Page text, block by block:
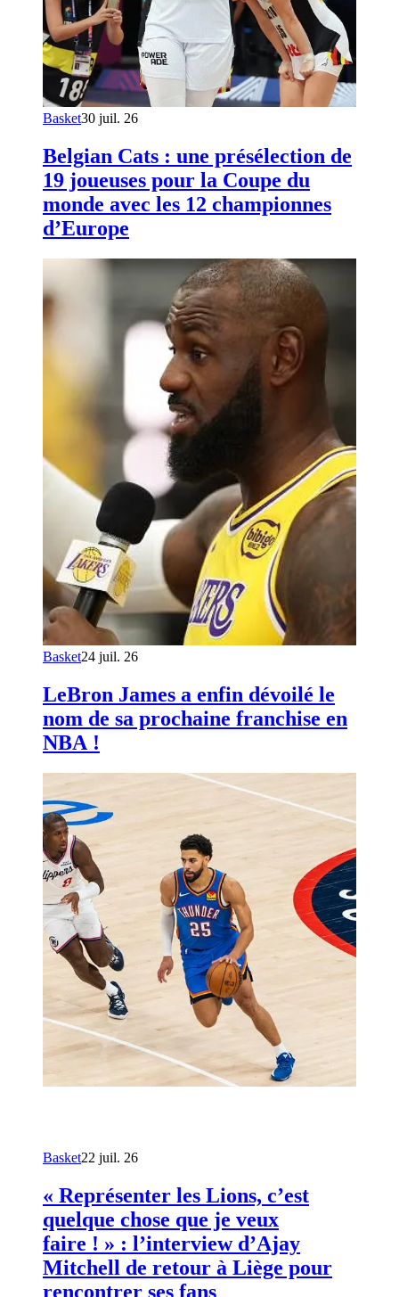
Basket30 juil. 26
Belgian Cats : une présélection de
19 joueuses pour la Coupe du
monde avec les 12 championnes
d’Europe
Basket24 juil. 26
LeBron James a enfin dévoilé le
nom de sa prochaine franchise en
NBA !
Basket22 juil. 26
« Représenter les Lions, c’est
quelque chose que je veux
faire ! » : l’interview d’Ajay
Mitchell de retour à Liège pour
rencontrer ses fans